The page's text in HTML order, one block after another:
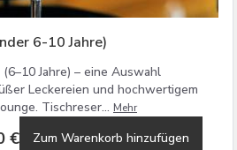
6-10 Jahre)
Jahre) – eine Auswahl
Leckereien und hochwertigem
Tischreser... Mehr
€ Zum Warenkorb hinzufügen